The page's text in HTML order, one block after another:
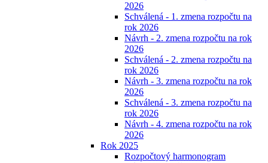
2026
Schválená - 1. zmena rozpočtu na
rok 2026
Návrh - 2. zmena rozpočtu na rok
2026
Schválená - 2. zmena rozpočtu na
rok 2026
Návrh - 3. zmena rozpočtu na rok
2026
Schválená - 3. zmena rozpočtu na
rok 2026
Návrh - 4. zmena rozpočtu na rok
2026
Rok 2025
Rozpočtový harmonogram